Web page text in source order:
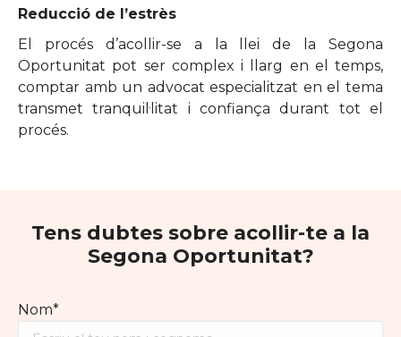
Reducció de l’estrès
El procés d’acollir-se a la llei de la Segona
Oportunitat pot ser complex i llarg en el temps,
comptar amb un advocat especialitzat en el tema
transmet tranquil·litat i confiança durant tot el
procés.
Tens dubtes sobre acollir-te a la
Segona Oportunitat?
Nom*